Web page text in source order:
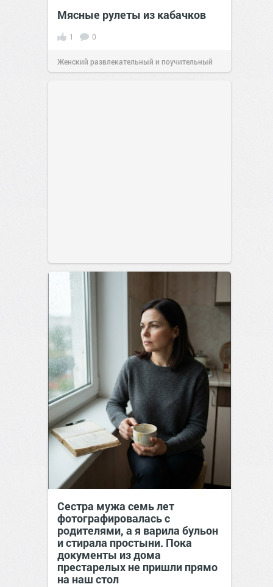
Мясные рулеты из кабачков
1 0
Женский развлекательный и поучительный
Сестра мужа семь лет
фотографировалась с
родителями, а я варила бульон
и стирала простыни. Пока
документы из дома
престарелых не пришли прямо
на наш стол